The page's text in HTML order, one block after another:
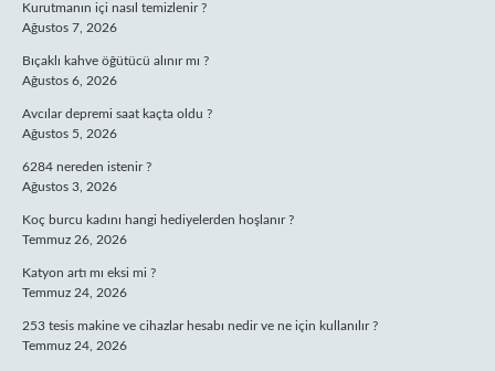
Kurutmanın içi nasıl temizlenir ?
Ağustos 7, 2026
Bıçaklı kahve öğütücü alınır mı ?
Ağustos 6, 2026
Avcılar depremi saat kaçta oldu ?
Ağustos 5, 2026
6284 nereden istenir ?
Ağustos 3, 2026
Koç burcu kadını hangi hediyelerden hoşlanır ?
Temmuz 26, 2026
Katyon artı mı eksi mi ?
Temmuz 24, 2026
253 tesis makine ve cihazlar hesabı nedir ve ne için kullanılır ?
Temmuz 24, 2026